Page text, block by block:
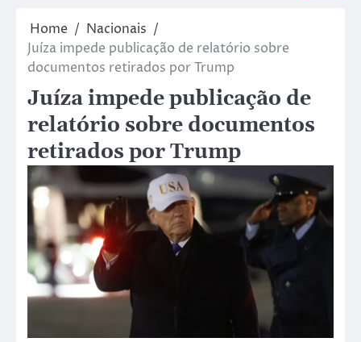
Home
Nacionais
Juíza impede publicação de relatório sobre
documentos retirados por Trump
Juíza impede publicação de
relatório sobre documentos
retirados por Trump